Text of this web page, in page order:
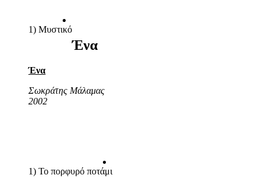
1) Μυστικό
Ένα
Ένα
Σωκράτης Μάλαμας
2002
1) Το πορφυρό ποτάμι